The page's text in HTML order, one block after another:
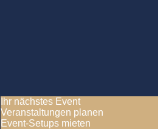
Ihr nächstes Event
Veranstaltungen planen
Event-Setups mieten